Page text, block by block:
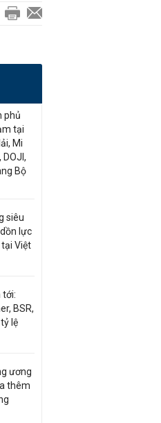
phủ
tại
Mi
DOJI,
Bộ
siêu
lực
tại Việt
tới:
BSR,
lệ
ương
thêm